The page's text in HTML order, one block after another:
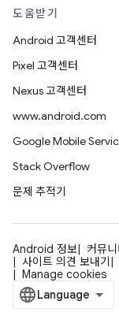
도움받기
Android 고객센터
Pixel 고객센터
Nexus 고객센터
www.android.com
Google Mobile
Stack Overflow
문제 추적기
Android 정보 커뮤니
사이트 의견 보내기
Manage cookies